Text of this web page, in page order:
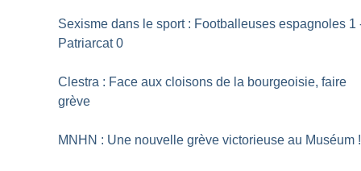
Sexisme dans le sport : Footballeuses espagnoles 1
Patriarcat 0
Clestra : Face aux cloisons de la bourgeoisie, faire
grève
MNHN : Une nouvelle grève victorieuse au Muséum !